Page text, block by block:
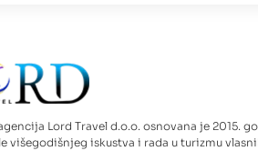
Lord Travel d.o.o. osnovana je 2015.
višegodišnjeg iskustva i rada u turizmu